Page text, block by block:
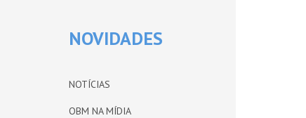
NOVIDADES
NOTÍCIAS
OBM NA MÍDIA